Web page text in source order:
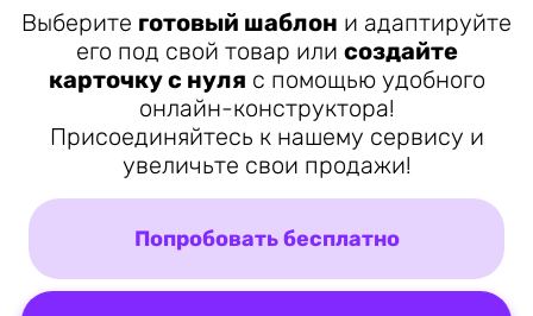
Выберите готовый шаблон и адаптируйте
его под свой товар или создайте
карточку с нуля с помощью удобного
онлайн-конструктора!
Присоединяйтесь к нашему сервису и
увеличьте свои продажи!
Попробовать бесплатно